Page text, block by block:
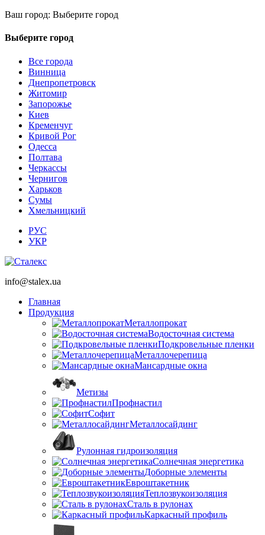
Ваш город: Выберите город
Выберите город
Все города
Винница
Днепропетровск
Житомир
Запорожье
Киев
Кременчуг
Кривой Рог
Одесса
Полтава
Черкассы
Чернигов
Харьков
Сумы
Хмельницкий
РУС
УКР
info@stalex.ua
Главная
Продукция
Металлопрокат
Водосточная система
Подкровельные пленки
Металлочерепица
Мансардные окна
Метизы
Профнастил
Софит
Металлосайдинг
Рулонная гидроизоляция
Солнечная энергетика
Доборные элементы
Евроштакетник
Теплозвукоизоляция
Сталь в рулонах
Каркасный профиль